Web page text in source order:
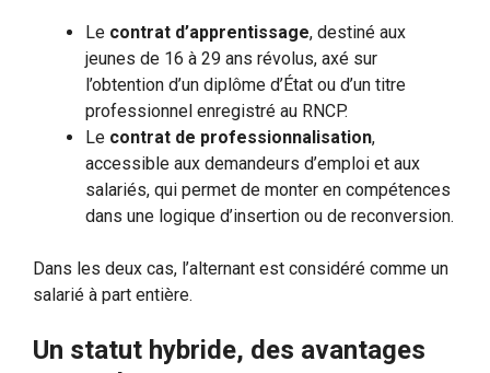
Le contrat d’apprentissage, destiné aux
jeunes de 16 à 29 ans révolus, axé sur
l’obtention d’un diplôme d’État ou d’un titre
professionnel enregistré au RNCP.
Le contrat de professionnalisation,
accessible aux demandeurs d’emploi et aux
salariés, qui permet de monter en compétences
dans une logique d’insertion ou de reconversion.
Dans les deux cas, l’alternant est considéré comme un
salarié à part entière.
Un statut hybride, des avantages